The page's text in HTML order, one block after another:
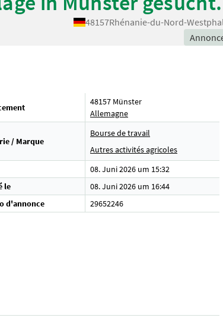
48157Rhénanie-du-Nord-
48157 Münster
Allemagne
/ Marque
Bourse de travail
Autres activités agricoles
08. Juni 2026 um 15:32
le
08. Juni 2026 um 16:44
d'annonce
29652246